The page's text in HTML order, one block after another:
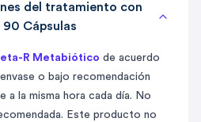
del tratamiento con
Cápsulas
R Metabiótico de acuerdo
o bajo recomendación
a la misma hora cada día. No
Este producto no